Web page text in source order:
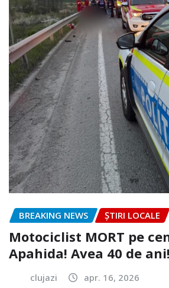
BREAKING NEWS ȘTIRI LOCALE
Motociclist MORT pe
Apahida! Avea 40 de
clujazi apr. 16, 2026